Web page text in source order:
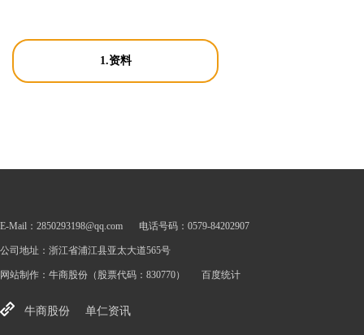
1.资料
E-Mail：2850293198@qq.com 电话号码：0579-84202907
公司地址：浙江省浦江县亚太大道565号
网站制作： 牛商股份 （股票代码：830770） 百度统计
牛商股份 单仁资讯